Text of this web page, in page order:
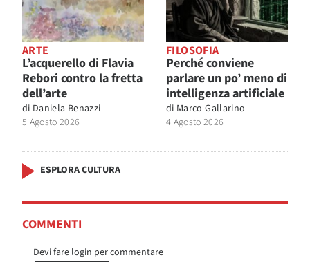
ARTE
L’acquerello di Flavia
Rebori contro la fretta
dell’arte
di Daniela Benazzi
5 Agosto 2026
FILOSOFIA
Perché conviene
parlare un po’ meno di
intelligenza artificiale
di Marco Gallarino
4 Agosto 2026
ESPLORA CULTURA
COMMENTI
Devi fare login per commentare